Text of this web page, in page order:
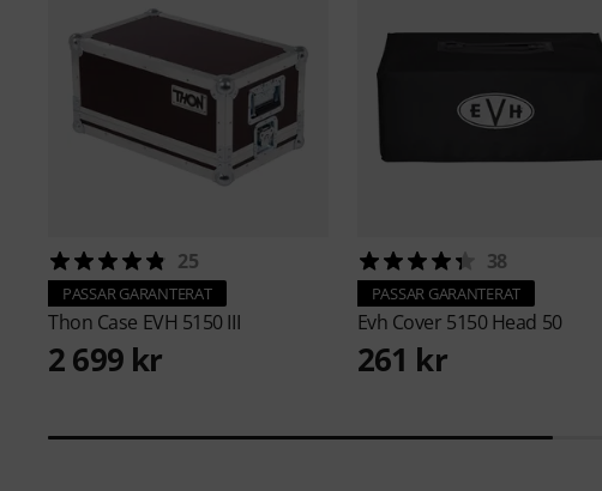
25
PASSAR GARANTERAT
Thon Case EVH 5150 III
2 699 kr
38
PASSAR GARANTERAT
Evh Cover 5150 Head 50
261 kr